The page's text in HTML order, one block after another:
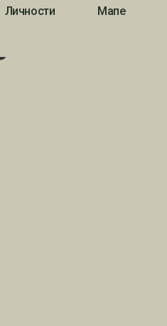
Личности Мапе